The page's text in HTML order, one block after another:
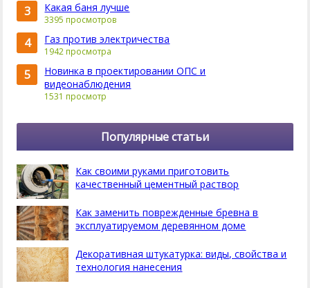
3 Какая баня лучше
3395 просмотров
4 Газ против электричества
1942 просмотра
5
Новинка в проектировании ОПС и
видеонаблюдения
1531 просмотр
Популярные статьи
Как своими руками приготовить
качественный цементный раствор
Как заменить поврежденные бревна в
эксплуатируемом деревянном доме
Декоративная штукатурка: виды, свойства и
технология нанесения